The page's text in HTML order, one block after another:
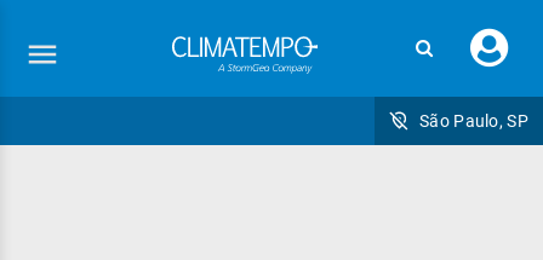
seu
São Paulo, SP